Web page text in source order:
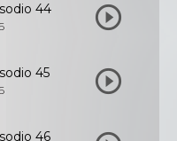
44
45
46